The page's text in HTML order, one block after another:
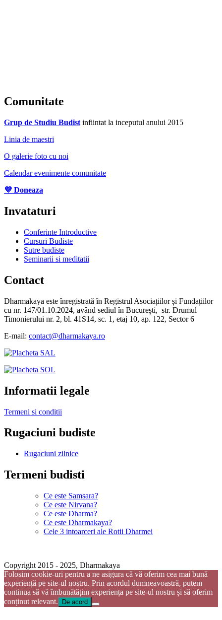
Comunitate
Grup de Studiu Budist infiintat la inceputul anului 2015
Linia de maestri
O galerie foto cu noi
Calendar evenimente comunitate
💜 Doneaza
Invataturi
Conferinte Introductive
Cursuri Budiste
Sutre budiste
Seminarii si meditatii
Contact
Dharmakaya este înregistrată în Registrul Asociațiilor și Fundațiilor
cu nr. 147/01.10.2024, având sediul în București, str. Drumul
Timonierului nr. 2, bl. 41S14, sc. 1, etaj 10, ap. 122, Sector 6
E-mail: contact@dharmakaya.ro
Informatii legale
Termeni si conditii
Rugaciuni budiste
Rugaciuni zilnice
Termeni budisti
Ce este Samsara?
Ce este Nirvana?
Ce este Dharma?
Ce este Dharmakaya?
Cele 3 intoarceri ale Rotii Dharmei
Copyright 2015 - 2025, Dharmakaya
Folosim cookie-uri pentru a ne asigura că vă oferim cea mai bună
experiență pe site-ul nostru. Prin acordul dumneavoastră, putem
continua să vă îmbunătățim experiența pe site-ul nostru și să oferim
conținut relevant. ​
De acord